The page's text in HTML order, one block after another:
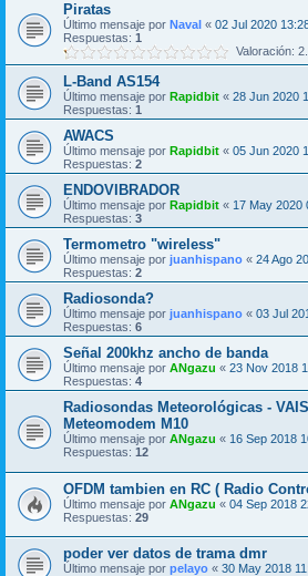
Piratas
Último mensaje por Naval « 02 Jul 2020
Respuestas: 1
Valoración:
L-Band AS154
Último mensaje por Rapidbit « 28 Jun 2020
Respuestas: 1
AWACS
Último mensaje por Rapidbit « 05 Jun 2020
Respuestas: 2
ENDOVIBRADOR
Último mensaje por Rapidbit « 17 May 2020
Respuestas: 3
Termometro "wireless"
Último mensaje por juanhispano « 24 Ago
Respuestas: 2
Radiosonda?
Último mensaje por juanhispano « 03 Jul
Respuestas: 6
Señal 200khz ancho de banda
Último mensaje por ANgazu « 23 Nov 2018
Respuestas: 4
Radiosondas Meteorológicas -
Meteomodem M10
Último mensaje por ANgazu « 16 Sep 2018
Respuestas: 12
OFDM tambien en RC ( Radio
Último mensaje por ANgazu « 04 Sep 2018
Respuestas: 29
poder ver datos de trama dmr
Último mensaje por pelayo « 30 May 2018